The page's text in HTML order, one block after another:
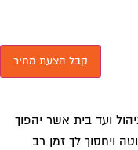
ועד בית אשר יהפוך
ויחסוך לך זמן רב